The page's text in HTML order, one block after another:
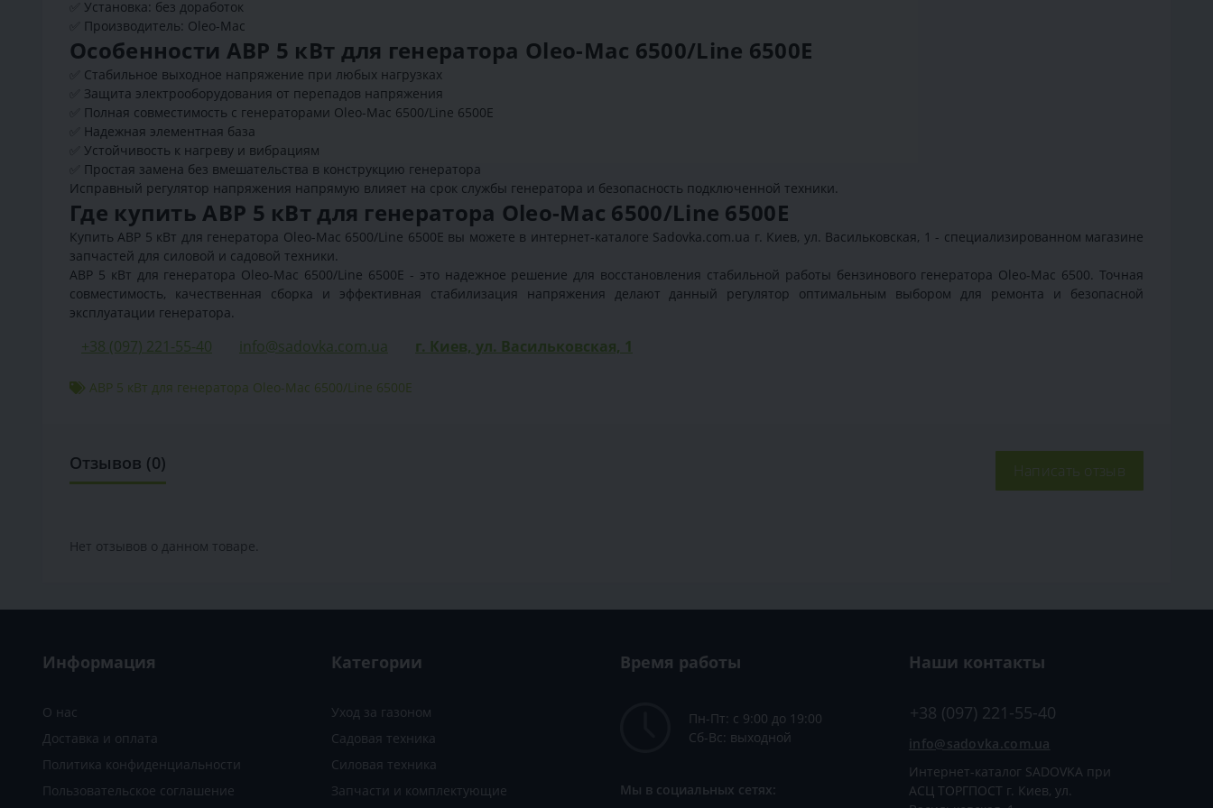
✅ Установка: без доработок
✅ Производитель: Oleo-Mac
Особенности АВР 5 кВт для генератора Oleo-Mac 6500/Line 6500E
✅ Стабильное выходное напряжение при любых нагрузках
✅ Защита электрооборудования от перепадов напряжения
✅ Полная совместимость с генераторами Oleo-Mac 6500/Line 6500E
✅ Надежная элементная база
✅ Устойчивость к нагреву и вибрациям
✅ Простая замена без вмешательства в конструкцию генератора
Исправный регулятор напряжения напрямую влияет на срок службы генератора и безопасность подключенной техники.
Где купить АВР 5 кВт для генератора Oleo-Mac 6500/Line 6500E
Купить АВР 5 кВт для генератора Oleo-Mac 6500/Line 6500E вы можете в интернет-каталоге Sadovka.com.ua г. Киев, ул. Васильковская, 1 - специализированном магазине
запчастей для силовой и садовой техники.
АВР 5 кВт для генератора Oleo-Mac 6500/Line 6500E - это надежное решение для восстановления стабильной работы бензинового генератора Oleo-Mac 6500. Точная
совместимость, качественная сборка и эффективная стабилизация напряжения делают данный регулятор оптимальным выбором для ремонта и безопасной
эксплуатации генератора.
+38 (097) 221-55-40 info@sadovka.com.ua г. Киев, ул. Васильковская, 1
АВР 5 кВт для генератора Oleo-Mac 6500/Line 6500E
Отзывов (0) Написать отзыв
Нет отзывов о данном товаре.
Информация
О нас
Доставка и оплата
Политика конфиденциальности
Пользовательское соглашение
Категории
Уход за газоном
Садовая техника
Силовая техника
Запчасти и комплектующие
Время работы
Пн-Пт: с 9:00 до 19:00
Сб-Вс: выходной
Мы в социальных сетях:
Наши контакты
+38 (097) 221-55-40
info@sadovka.com.ua
Интернет-каталог SADOVKA при
АСЦ ТОРГПОСТ г. Киев, ул.